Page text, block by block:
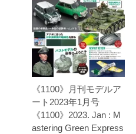
《1100》月刊モデルア
ート2023年1月号
《1100》2023. Jan : M
astering Green Express